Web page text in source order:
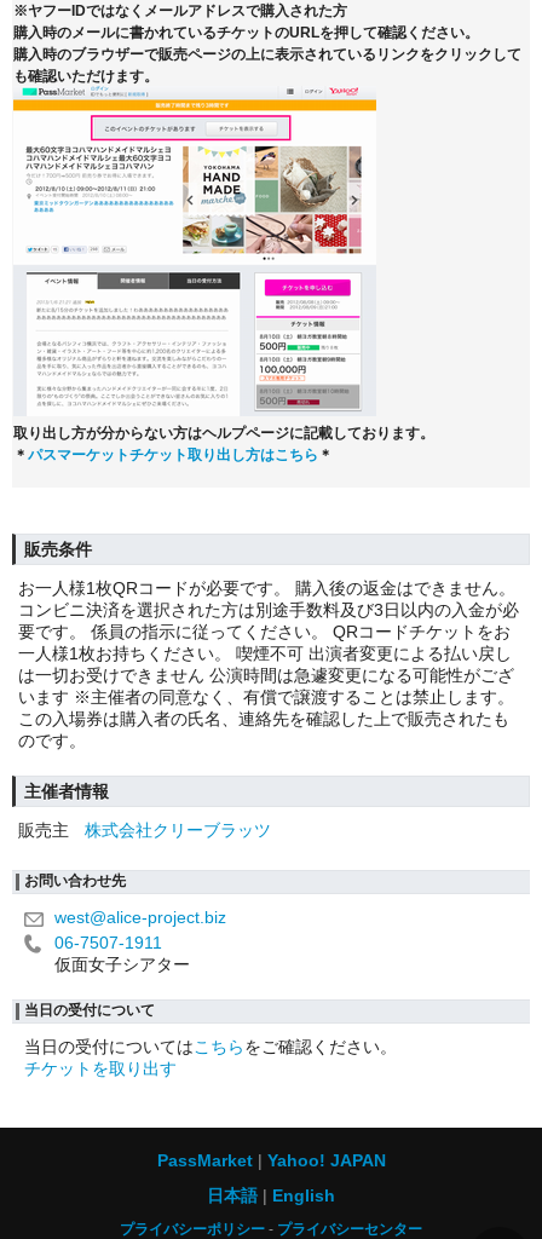
※ヤフーIDではなくメールアドレスで購入された方
購入時のメールに書かれているチケットのURLを押して確認ください。
購入時のブラウザーで販売ページの上に表示されているリンクをクリックして
も確認いただけます。
取り出し方が分からない方はヘルプページに記載しております。
＊ パスマーケットチケット取り出し方はこちら ＊
販売条件
お一人様1枚QRコードが必要です。 購入後の返金はできません。
コンビニ決済を選択された方は別途手数料及び3日以内の入金が必
要です。 係員の指示に従ってください。 QRコードチケットをお
一人様1枚お持ちください。 喫煙不可 出演者変更による払い戻し
は一切お受けできません 公演時間は急遽変更になる可能性がござ
います ※主催者の同意なく、有償で譲渡することは禁止します。
この入場券は購入者の氏名、連絡先を確認した上で販売されたも
のです。
主催者情報
販売主
株式会社クリーブラッツ
お問い合わせ先
west@alice-project.biz
06-7507-1911
仮面女子シアター
当日の受付について
当日の受付についてはこちらをご確認ください。
チケットを取り出す
PassMarket
Yahoo! JAPAN
日本語
English
プライバシーポリシー プライバシーセンター